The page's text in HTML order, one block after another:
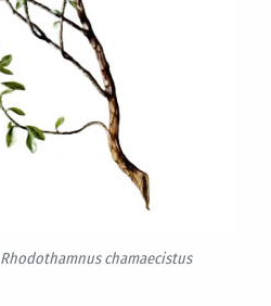
Rhodothamnus chamaecistus